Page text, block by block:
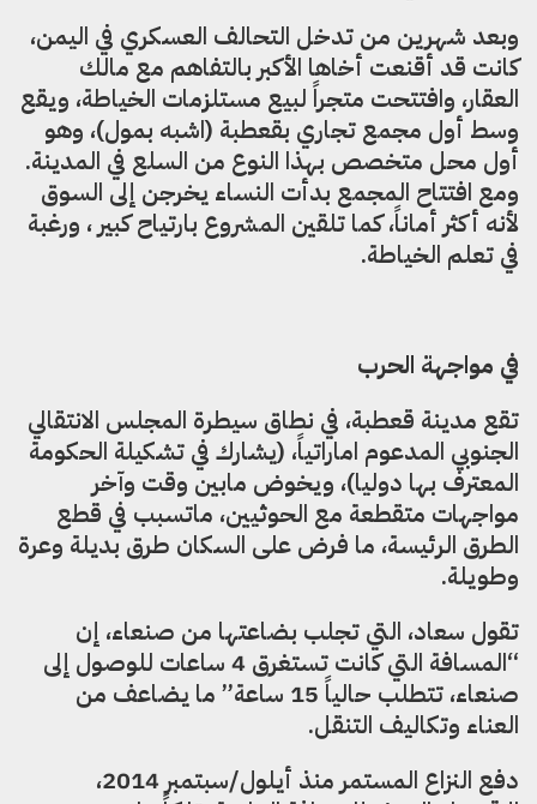
وبعد شهرين من تدخل التحالف العسكري في اليمن،
كانت قد أقنعت أخاها الأكبر بالتفاهم مع مالك
العقار، وافتتحت متجراً لبيع مستلزمات الخياطة، ويقع
وسط أول مجمع تجاري بقعطبة (اشبه بمول)، وهو
أول محل متخصص بهذا النوع من السلع في المدينة.
ومع افتتاح المجمع بدأت النساء يخرجن إلى السوق
لأنه أكثر أماناً، كما تلقين المشروع بارتياح كبير ، ورغبة
في تعلم الخياطة.
في مواجهة الحرب
تقع مدينة قعطبة، في نطاق سيطرة المجلس الانتقالي
الجنوبي المدعوم اماراتياً، (يشارك في تشكيلة الحكومة
المعترف بها دوليا)، ويخوض مابين وقت وآخر
مواجهات متقطعة مع الحوثيين، ماتسبب في قطع
الطرق الرئيسة، ما فرض على السكان طرق بديلة وعرة
وطويلة.
تقول سعاد، التي تجلب بضاعتها من صنعاء، إن
“المسافة التي كانت تستغرق 4 ساعات للوصول إلى
صنعاء، تتطلب حالياً 15 ساعة” ما يضاعف من
العناء وتكاليف التنقل.
دفع النزاع المستمر منذ أيلول/سبتمبر 2014،